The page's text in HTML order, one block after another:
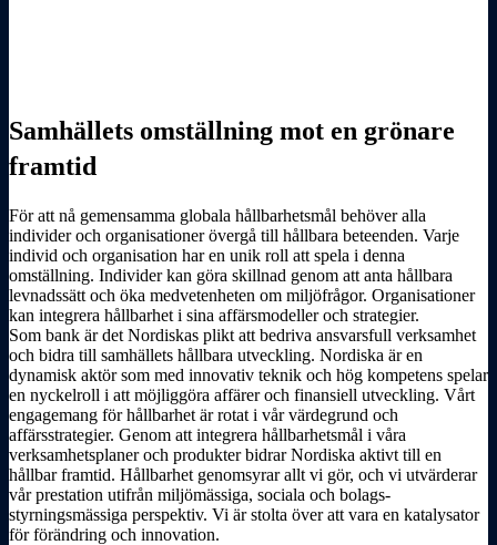
Samhällets omställning mot en grönare
framtid
För att nå gemensamma globala hållbarhetsmål behöver alla
individer och organisationer övergå till hållbara beteenden. Varje
individ och organisation har en unik roll att spela i denna
omställning. Individer kan göra skillnad genom att anta hållbara
levnadssätt och öka medvetenheten om miljöfrågor. Organisationer
kan integrera hållbarhet i sina affärsmodeller och strategier.
Som bank är det Nordiskas plikt att bedriva ansvarsfull verksamhet
och bidra till samhällets hållbara utveckling. Nordiska är en
dynamisk aktör som med innovativ teknik och hög kompetens spelar
en nyckelroll i att möjliggöra affärer och finans­­iell utveckling. Vårt
engagemang för hållbarhet är rotat i vår värdegrund och
affärsstrategier. Genom att integrera hållbarhetsmål i våra
verksamhetsplaner och produkter bidrar Nordiska aktivt till en
hållbar framtid. Hållbarhet genomsyrar allt vi gör, och vi utvärderar
vår prestation utifrån miljömässiga, sociala och bolags­­
styrningsmässiga perspektiv. Vi är stolta över att vara en katalysator
för förändring och innovation.